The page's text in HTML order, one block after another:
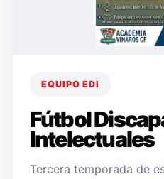
EQUIPO EDI
Fútbol
Intelectuales
Tercera temporada de